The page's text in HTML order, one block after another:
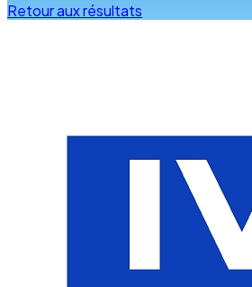
Retour aux résultats